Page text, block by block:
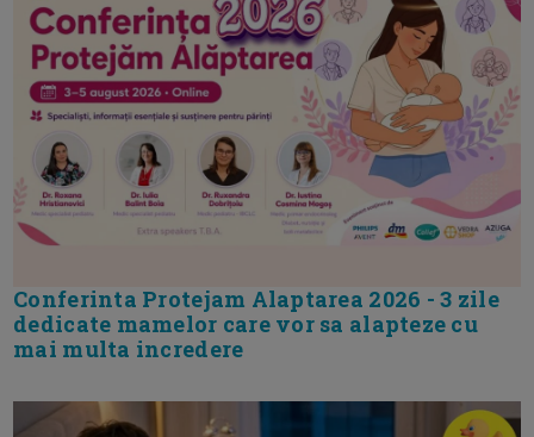
Conferinta Protejam Alaptarea 2026 - 3 zile
dedicate mamelor care vor sa alapteze cu
mai multa incredere